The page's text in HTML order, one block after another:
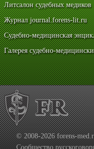
Литсалон судебных медиков
Журнал journal.forens-lit.ru
Судебно-медицинская
Галерея судебно-
© 2008-2026 forens-
Сообщество